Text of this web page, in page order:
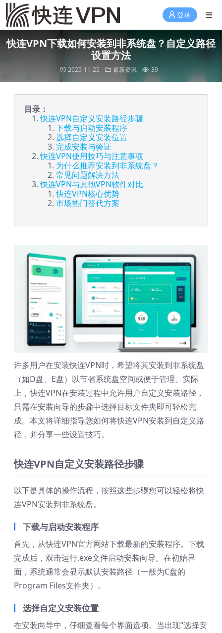
登录
快连VPN下载如何安装到非系统盘？自定义路径
设置方法
2025-11-25 最新资讯 39
目录：
快连VPN自定义安装路径步骤
下载与启动安装程序
选择自定义安装位置
完成安装与验证
快连VPN使用技巧与注意事项
为什么推荐安装到非系统盘？
常见问题解决方法
快连VPN与其他VPN软件对比
快连VPN核心优势
市场热门替代方案
许多用户在安装快连VPN时，希望将其安装到非系统盘
（如D盘、E盘）以节省系统盘空间或便于管理。实际
上，快连VPN在安装过程中允许用户自定义安装路径，
只需在安装向导的步骤中选择目标文件夹即可轻松完
成。本文将详细指导您如何将快连VPN安装到自定义路
径，并分享一些设置技巧。
快连VPN自定义安装路径步骤
以下是具体的操作流程，按照这些步骤您可以轻松将快
连VPN安装到非系统盘。
下载与启动安装程序
首先，从快连VPN官方网站下载最新的安装程序。下载
完成后，双击运行.exe文件启动安装向导。在初始界
面，系统通常会显示默认安装路径（一般为C盘的
Program Files文件夹）。
选择自定义安装位置
在安装向导中，仔细查看每个界面选项。当出现“选择安